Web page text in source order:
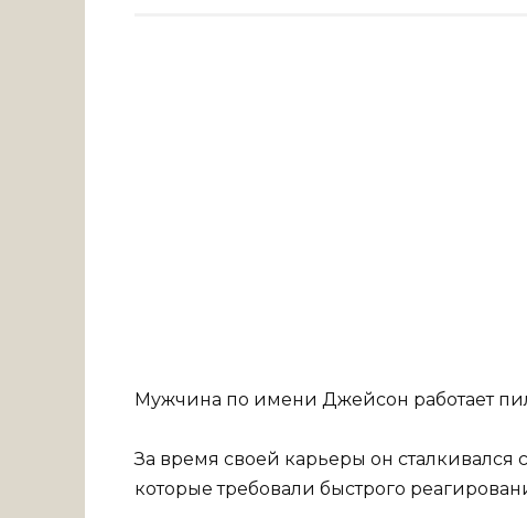
Мужчина по имени Джейсон работает
За время своей карьеры он
которые требовали быстрого